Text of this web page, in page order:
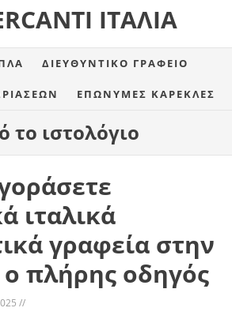
ΙΤΑΛΊΑ
ΔΙΕΥΘΥΝΤΙΚΌ ΓΡΑΦΕΊΟ
ΕΠΏΝΥΜΕΣ ΚΑΡΈΚΛΕΣ
το ιστολόγιο
ιταλικά
γραφεία στην
ο πλήρης οδηγός
//